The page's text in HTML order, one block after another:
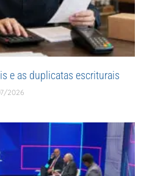
e as duplicatas escriturais
2026